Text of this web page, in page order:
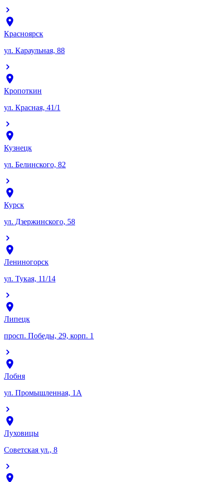
Красноярск
ул. Караульная, 88
Кропоткин
ул. Красная, 41/1
Кузнецк
ул. Белинского, 82
Курск
ул. Дзержинского, 58
Лениногорск
ул. Тукая, 11/14
Липецк
просп. Победы, 29, корп. 1
Лобня
ул. Промышленная, 1А
Луховицы
Советская ул., 8